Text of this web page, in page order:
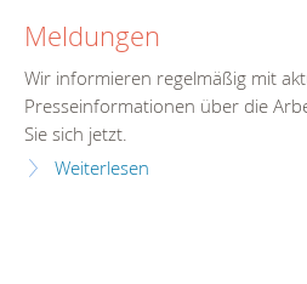
Meldungen
Wir informieren regelmäßig mit
Presseinformationen über die
Sie sich jetzt.
Weiterlesen